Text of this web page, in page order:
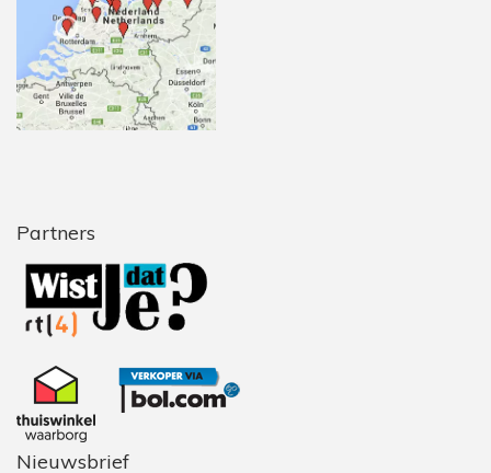
Partners
Nieuwsbrief